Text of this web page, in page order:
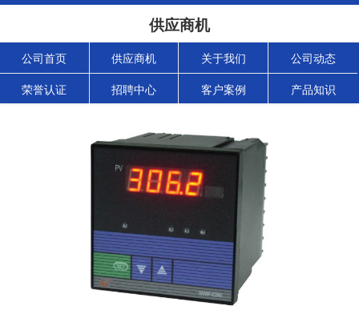
供应商机
公司首页 供应商机 关于我们 公司动态
荣誉认证 招聘中心 客户案例 产品知识